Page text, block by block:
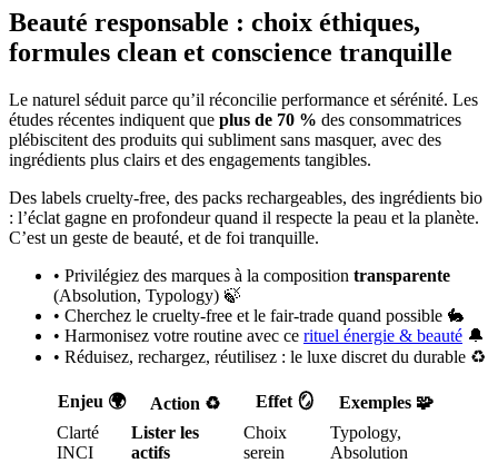
Beauté responsable : choix éthiques,
formules clean et conscience tranquille
Le naturel séduit parce qu’il réconcilie performance et sérénité. Les
études récentes indiquent que plus de 70 % des consommatrices
plébiscitent des produits qui subliment sans masquer, avec des
ingrédients plus clairs et des engagements tangibles.
Des labels cruelty-free, des packs rechargeables, des ingrédients bio
: l’éclat gagne en profondeur quand il respecte la peau et la planète.
C’est un geste de beauté, et de foi tranquille.
• Privilégiez des marques à la composition transparente
(Absolution, Typology) 🍃
• Cherchez le cruelty-free et le fair-trade quand possible 🐇
• Harmonisez votre routine avec ce rituel énergie & beauté 🔔
• Réduisez, rechargez, réutilisez : le luxe discret du durable ♻️
Enjeu 🌍 Action ♻️ Effet 🪞
Exemples 🧩
Clarté
INCI
Lister les
actifs
Choix
serein
Typology,
Absolution